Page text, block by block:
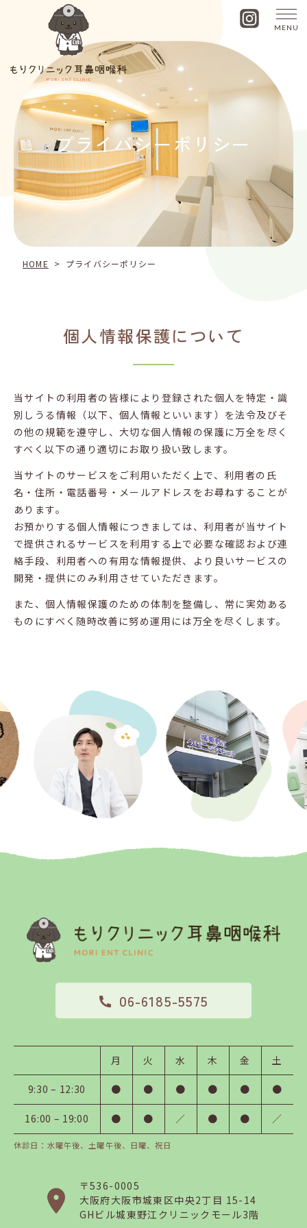
イ
MENU
プライバシーポリシー
HOME > プライバシーポリシー
個人情報保護について
当サイトの利用者の皆様により登録された個人を特定・識
別しうる情報（以下、個人情報といいます）を法令及びそ
の他の規範を遵守し、大切な個人情報の保護に万全を尽く
すべく以下の通り適切にお取り扱い致します。
当サイトのサービスをご利用いただく上で、利用者の氏
名・住所・電話番号・メールアドレスをお尋ねすることが
あります。
お預かりする個人情報につきましては、利用者が当サイト
で提供されるサービスを利用する上で必要な確認および連
絡手段、利用者への有用な情報提供、より良いサービスの
開発・提供にのみ利用させていただきます。
また、個人情報保護のための体制を整備し、常に実効ある
ものにすべく随時改善に努め運用には万全を尽くします。
06-6185-5575
月 火 水 木 金 土
9:30 – 12:30 ● ● ● ● ● ●
16:00 – 19:00 ● ● ／ ● ● ／
休診日：水曜午後、土曜午後、日曜、祝日
〒536-0005
大阪府大阪市城東区中央2丁目 15-14
GHビル城東野江クリニックモール3階